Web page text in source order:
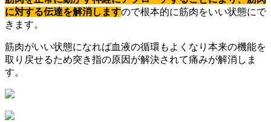
に対する伝達を解消しますので根本的に筋肉をいい状態にで
きます。
筋肉がいい状態になれば血液の循環もよくなり本来の機能を
取り戻せるため突き指の原因が解決されて痛みが解消しま
す。